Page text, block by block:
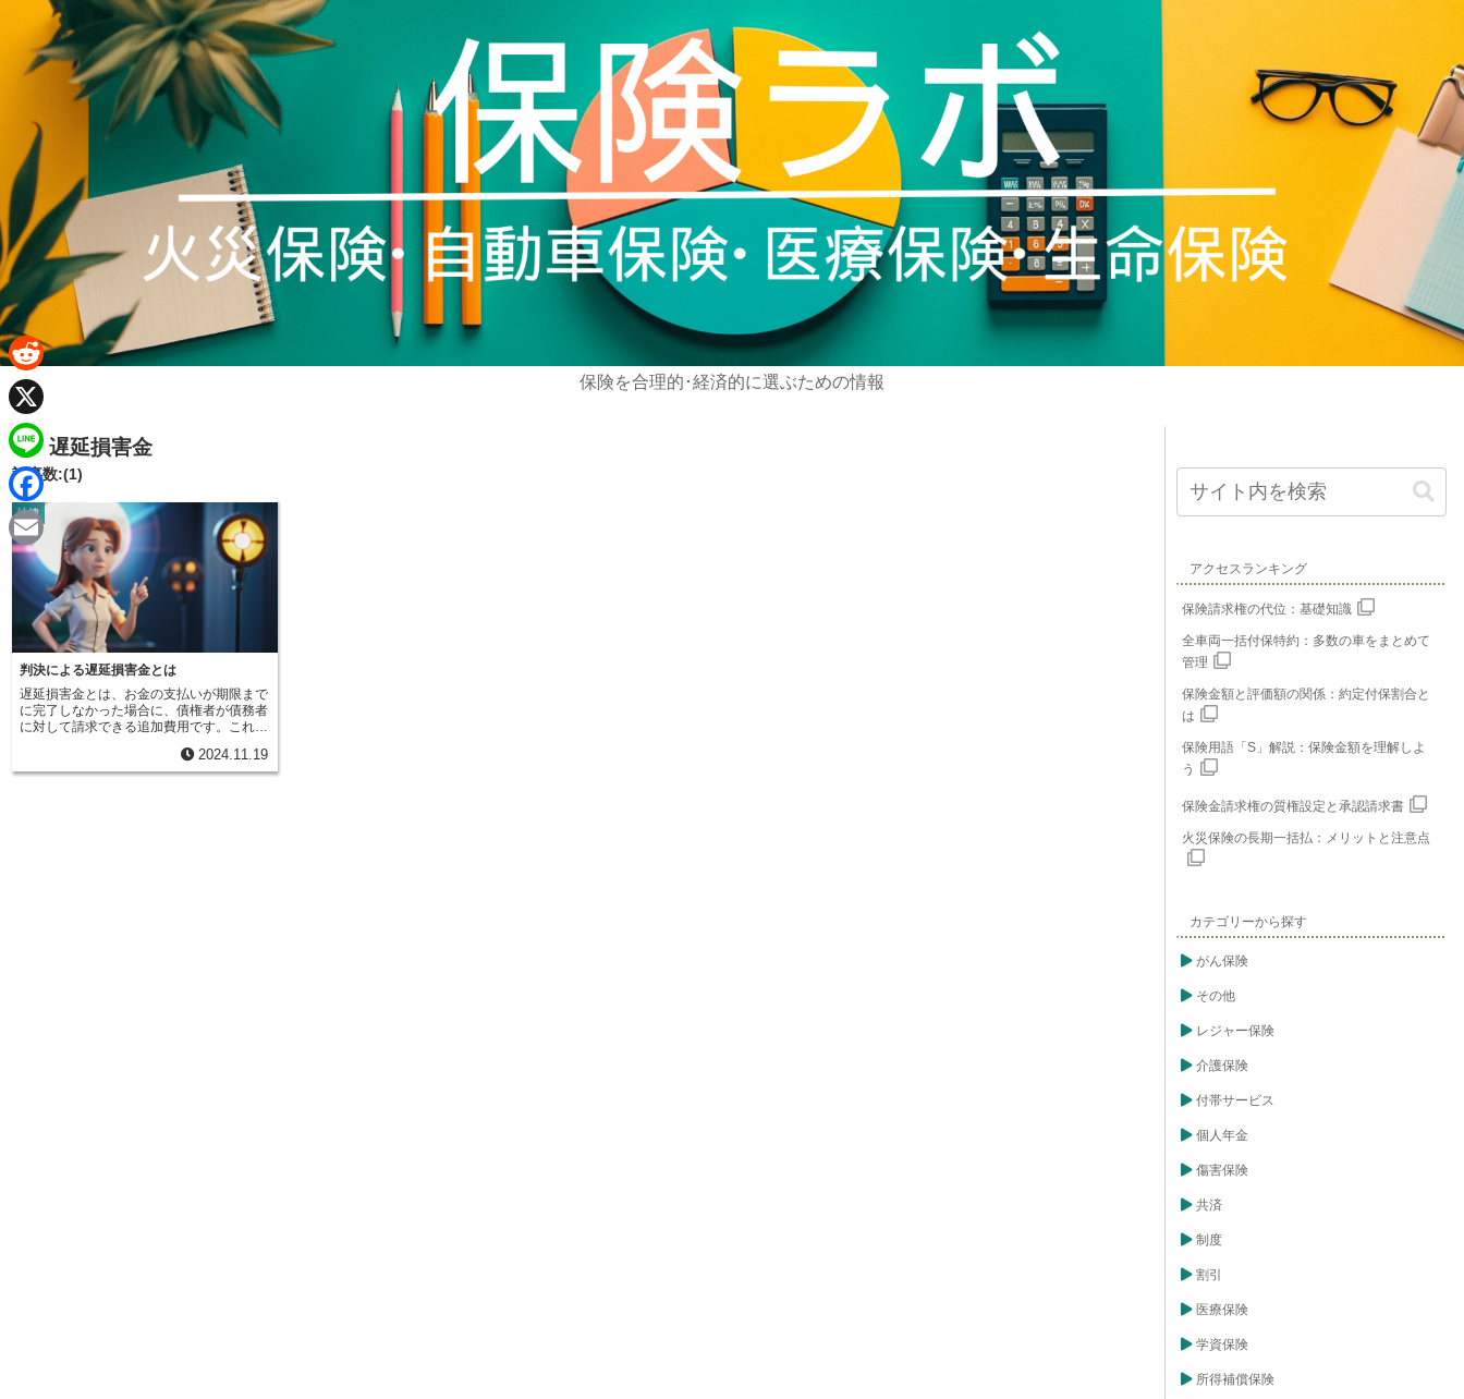
保険を合理的･経済的に選ぶための情報
遅延損害金
記事数:(1)
法律
判決による遅延損害金とは
遅延損害金とは、お金の支払いが期限まで
に完了しなかった場合に、債権者が債務者
に対して請求できる追加費用です。これ
失を補填するための制度です。たとえば、
裁判で損害賠償の支払いを命じられたにも
2024.11.19
アクセスランキング
保険請求権の代位：基礎知識
全車両一括付保特約：多数の車をまとめて
管理
保険金額と評価額の関係：約定付保割合と
は
保険用語「S」解説：保険金額を理解しよ
う
保険金請求権の質権設定と承認請求書
火災保険の長期一括払：メリットと注意点
カテゴリーから探す
がん保険
その他
レジャー保険
介護保険
付帯サービス
個人年金
傷害保険
共済
制度
割引
医療保険
学資保険
所得補償保険
R
e
d
d
i
t
X
L
n
e
F
a
c
e
b
E
m